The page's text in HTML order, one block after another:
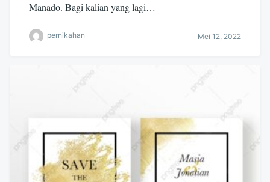
Manado. Bagi kalian yang lagi…
pernikahan Mei 12, 2022